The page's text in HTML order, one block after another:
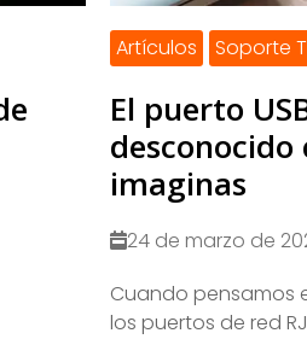
Artículos Soporte
El puerto
imaginas
24 de marzo de
Cuando pensamos
los puertos de red